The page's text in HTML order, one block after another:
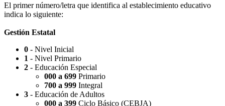
Capilla Beato Carlo Acutis (en construcción)
El primer número/letra que identifica al establecimiento educativo
indica lo siguiente:
Gestión Estatal
0 - Nivel Inicial
1 - Nivel Primario
2 - Educación Especial
000 a 699 Primario
700 a 999 Integral
3 - Educación de Adultos
000 a 399 Ciclo Básico (CEBJA)